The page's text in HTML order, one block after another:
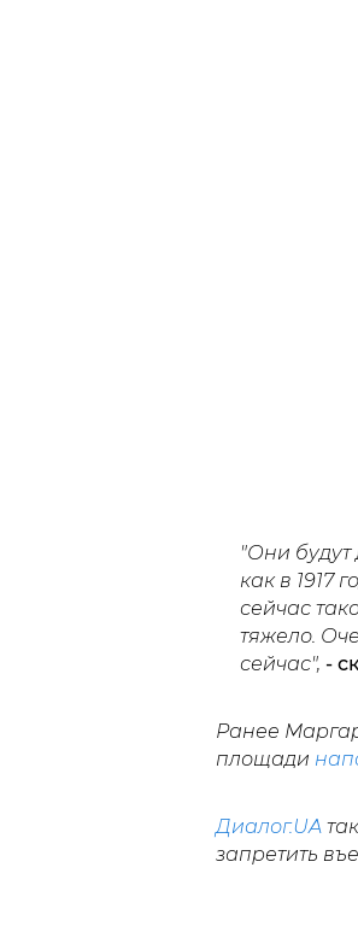
"Они будут
как в 1917
сейчас
тяжело.
сейчас", -
Ранее
площади
Диалог.UA
запретить